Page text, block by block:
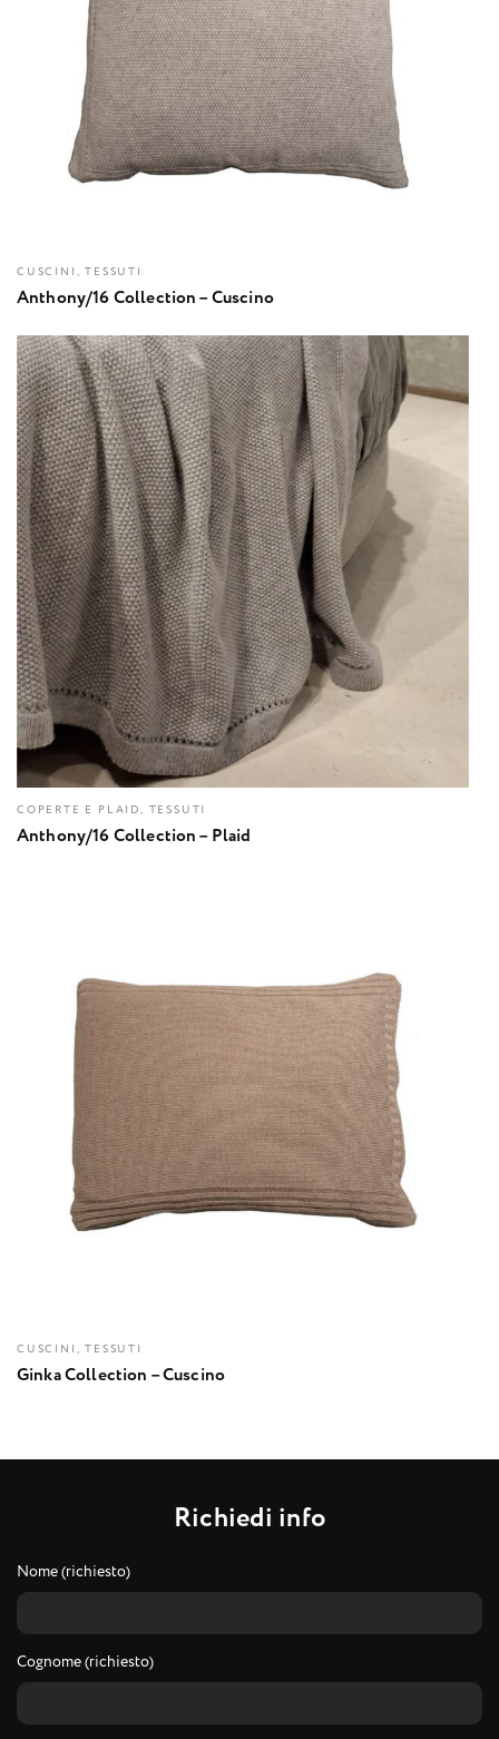
CUSCINI, TESSUTI
Anthony/16 Collection – Cuscino
COPERTE E PLAID, TESSUTI
Anthony/16 Collection – Plaid
CUSCINI, TESSUTI
Ginka Collection – Cuscino
Richiedi info
Nome (richiesto)
Cognome (richiesto)